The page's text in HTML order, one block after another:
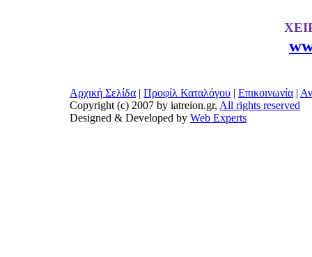
Αρχική Σελίδα | Προφίλ Καταλόγου | Επικοινωνία |
Copyright (c) 2007 by iatreion.gr, All rights reserved
Designed & Developed by Web Experts